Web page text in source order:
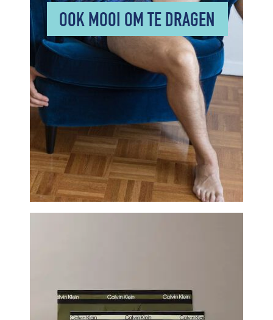
OOK MOOI OM TE DRAGEN